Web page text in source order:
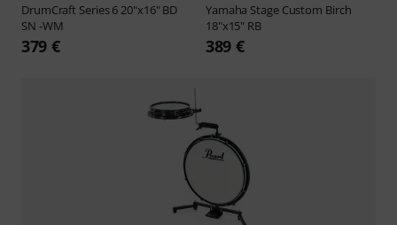
DrumCraft Series 6 20"x16" BD
SN -WM
379 €
Yamaha Stage Custom Birch
18"x15" RB
389 €